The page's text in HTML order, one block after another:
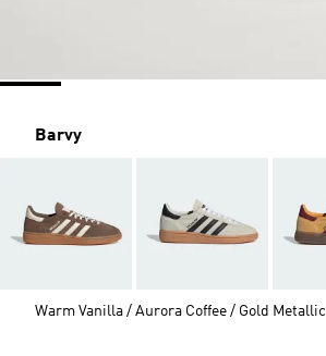
Barvy
Warm Vanilla / Aurora Coffee / Gold Metallic